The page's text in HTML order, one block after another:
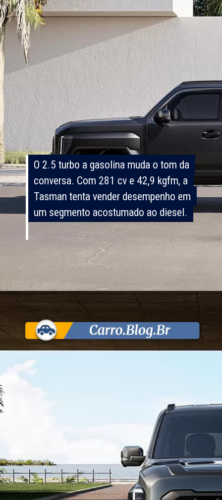
O 2.5 turbo a gasolina muda o tom da
conversa. Com 281 cv e 42,9 kgfm, a
Tasman tenta vender desempenho em
um segmento acostumado ao diesel.
O 2.5 turbo a gasolina muda o tom da
conversa. Com 281 cv e 42,9 kgfm, a
Tasman tenta vender desempenho em
um segmento acostumado ao diesel.